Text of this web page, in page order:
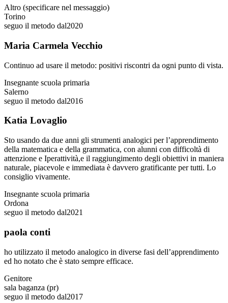
Altro (specificare nel messaggio)
Torino
seguo il metodo dal2020
Maria Carmela Vecchio
Continuo ad usare il metodo: positivi riscontri da ogni punto di vista.
Insegnante scuola primaria
Salerno
seguo il metodo dal2016
Katia Lovaglio
Sto usando da due anni gli strumenti analogici per l’apprendimento
della matematica e della grammatica, con alunni con difficoltà di
attenzione e Iperattività,e il raggiungimento degli obiettivi in maniera
naturale, piacevole e immediata è davvero gratificante per tutti. Lo
consiglio vivamente.
Insegnante scuola primaria
Ordona
seguo il metodo dal2021
paola conti
ho utilizzato il metodo analogico in diverse fasi dell’apprendimento
ed ho notato che è stato sempre efficace.
Genitore
sala baganza (pr)
seguo il metodo dal2017